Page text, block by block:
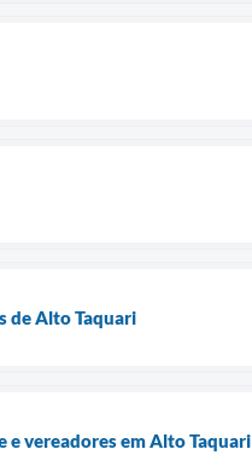
de Alto Taquari
e vereadores em Alto Taquari